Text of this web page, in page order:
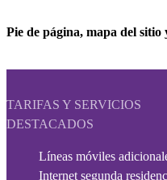
Pie de página, mapa del sitio
TARIFAS Y SERVICIOS
DESTACADOS
Líneas móviles
Internet segunda